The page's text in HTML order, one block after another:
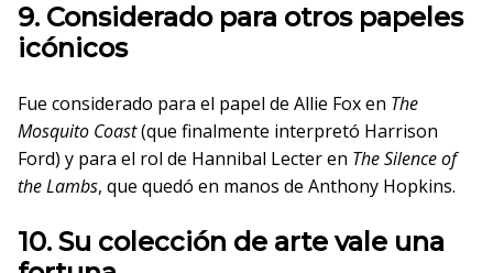
9. Considerado para otros papeles
icónicos
Fue considerado para el papel de Allie Fox en The
Mosquito Coast(que finalmente interpretó Harrison
Ford) y para el rol de Hannibal Lecter en The Silence of
the Lambs, que quedó en manos de Anthony Hopkins.
10. Su colección de arte vale una